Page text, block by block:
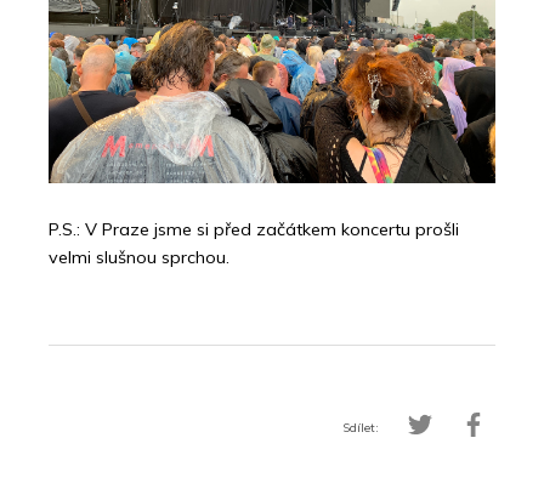
P.S.: V Praze jsme si před začátkem koncertu prošli
velmi slušnou sprchou.
Sdílet: